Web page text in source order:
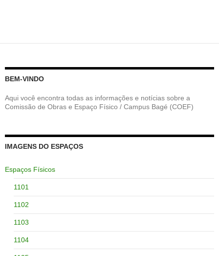
BEM-VINDO
Aqui você encontra todas as informações e notícias sobre a
Comissão de Obras e Espaço Físico / Campus Bagé (COEF)
IMAGENS DO ESPAÇOS
Espaços Físicos
1101
1102
1103
1104